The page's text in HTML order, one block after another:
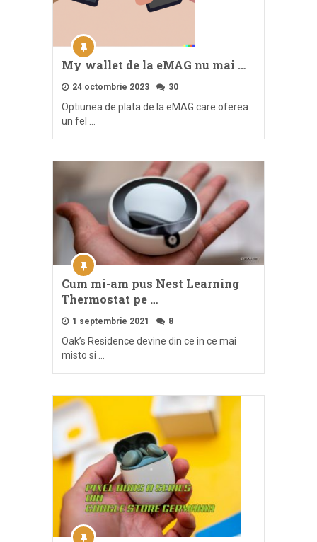
My wallet de la eMAG nu mai …
24 octombrie 2023 30
Optiunea de plata de la eMAG care oferea
un fel …
Cum mi-am pus Nest Learning
Thermostat pe …
1 septembrie 2021 8
Oak’s Residence devine din ce in ce mai
misto si …